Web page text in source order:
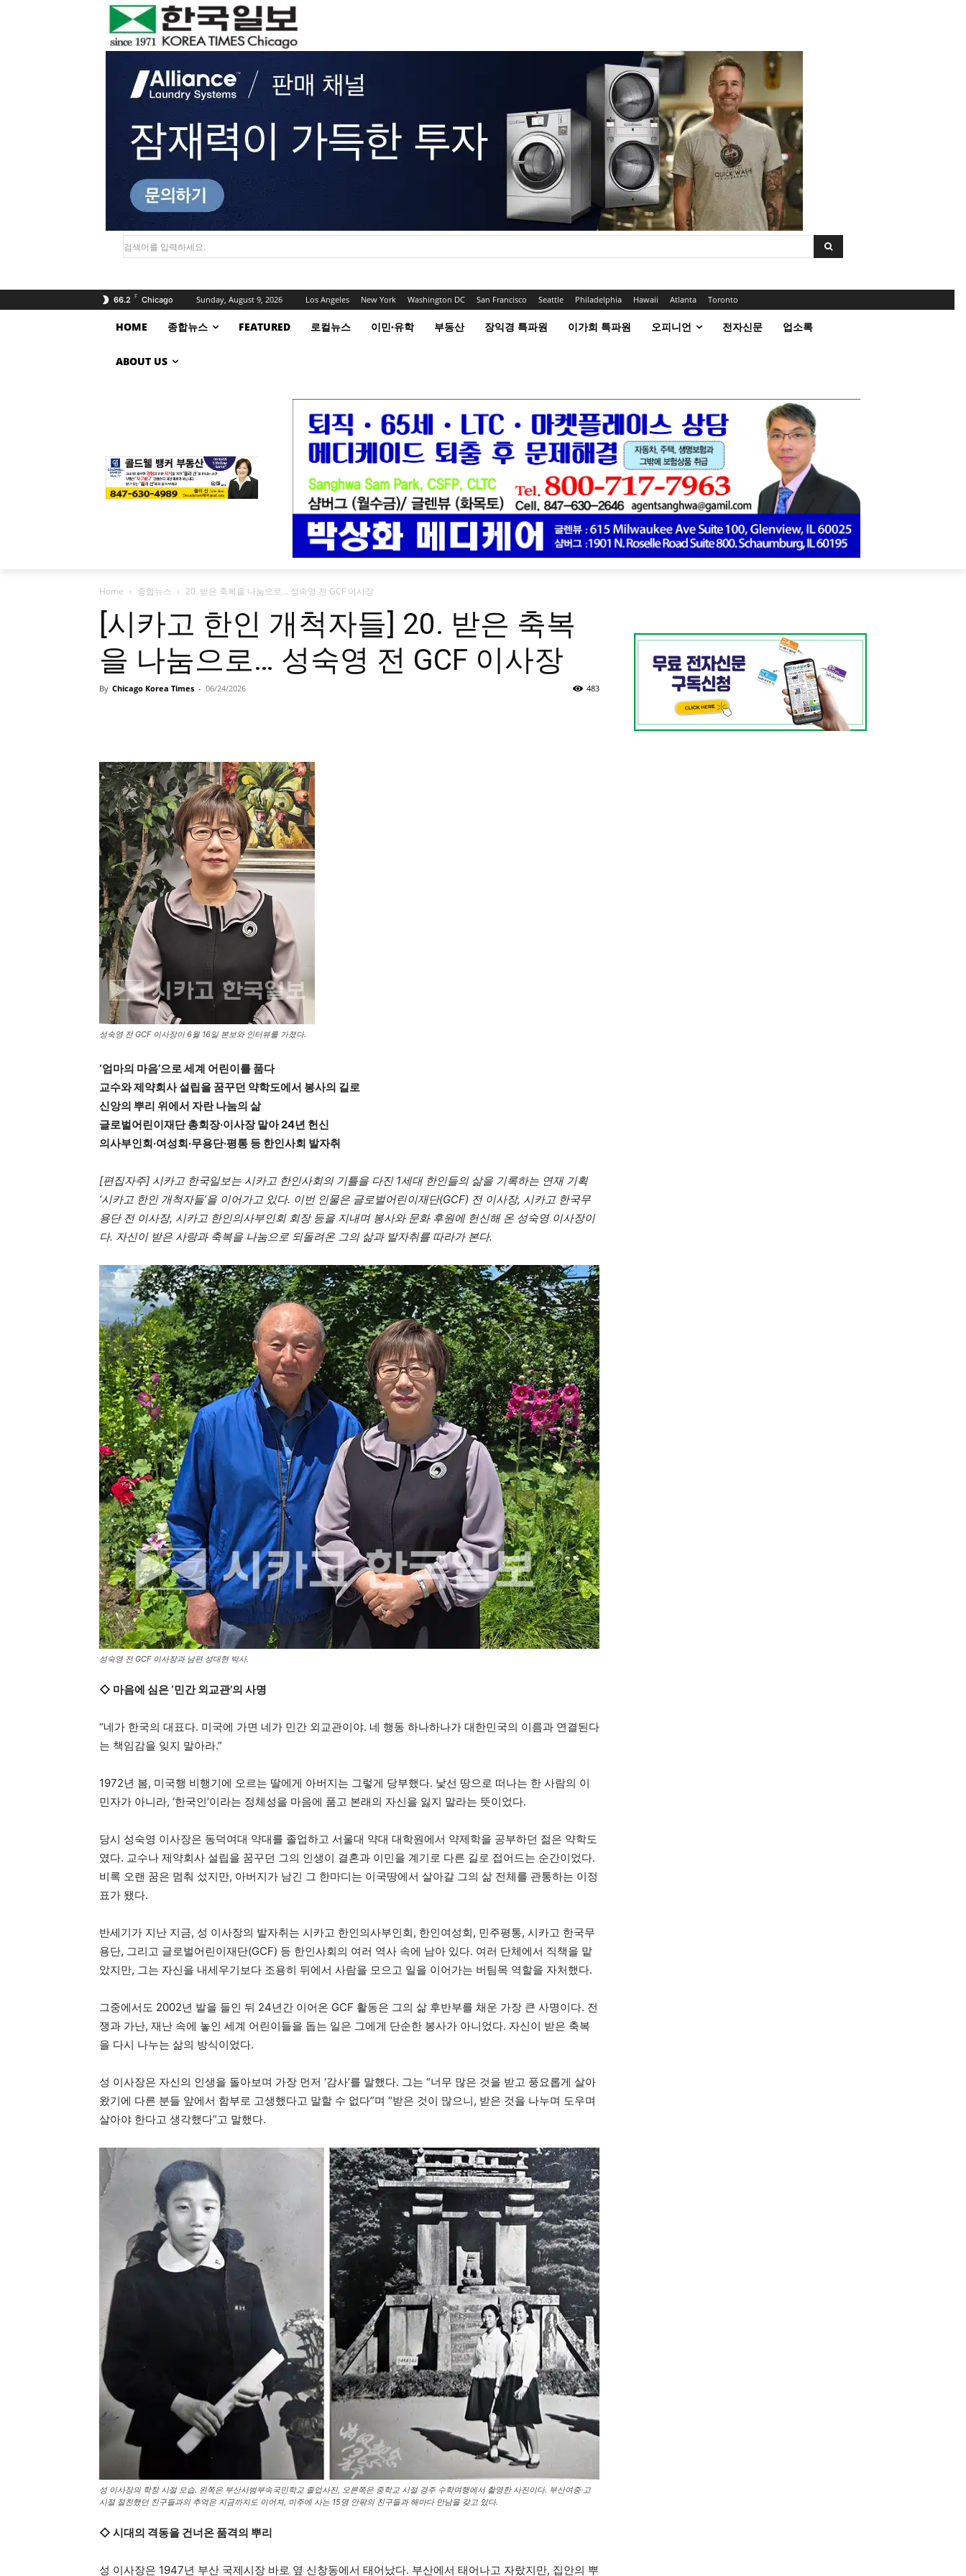
검색어를 입력하세요.
66.2 F Chicago Sunday, August 9, 2026 Los Angeles New York Washington DC San Francisco Seattle Philadelphia Hawaii Atlanta Toronto
HOME 종합뉴스 FEATURED 로컬뉴스 이민·유학 부동산 장익경 특파원 이가희 특파원 오피니언 전자신문 업소록
ABOUT US
Home 종합뉴스 20. 받은 축복을 나눔으로… 성숙영 전 GCF 이사장
[시카고 한인 개척자들] 20. 받은 축복
을 나눔으로… 성숙영 전 GCF 이사장
By Chicago Korea Times - 06/24/2026 483
성숙영 전 GCF 이사장이 6월 16일 본보와 인터뷰를 가졌다.
‘엄마의 마음’으로 세계 어린이를 품다
교수와 제약회사 설립을 꿈꾸던 약학도에서 봉사의 길로
신앙의 뿌리 위에서 자란 나눔의 삶
글로벌어린이재단 총회장·이사장 맡아 24년 헌신
의사부인회·여성회·무용단·평통 등 한인사회 발자취
[편집자주] 시카고 한국일보는 시카고 한인사회의 기틀을 다진 1세대 한인들의 삶을 기록하는 연재 기획
‘시카고 한인 개척자들’을 이어가고 있다. 이번 인물은 글로벌어린이재단(GCF) 전 이사장, 시카고 한국무
용단 전 이사장, 시카고 한인의사부인회 회장 등을 지내며 봉사와 문화 후원에 헌신해 온 성숙영 이사장이
다. 자신이 받은 사랑과 축복을 나눔으로 되돌려온 그의 삶과 발자취를 따라가 본다.
성숙영 전 GCF 이사장과 남편 성대현 박사.
◇ 마음에 심은 ‘민간 외교관’의 사명
“네가 한국의 대표다. 미국에 가면 네가 민간 외교관이야. 네 행동 하나하나가 대한민국의 이름과 연결된다
는 책임감을 잊지 말아라.”
1972년 봄, 미국행 비행기에 오르는 딸에게 아버지는 그렇게 당부했다. 낯선 땅으로 떠나는 한 사람의 이
민자가 아니라, ‘한국인’이라는 정체성을 마음에 품고 본래의 자신을 잃지 말라는 뜻이었다.
당시 성숙영 이사장은 동덕여대 약대를 졸업하고 서울대 약대 대학원에서 약제학을 공부하던 젊은 약학도
였다. 교수나 제약회사 설립을 꿈꾸던 그의 인생이 결혼과 이민을 계기로 다른 길로 접어드는 순간이었다.
비록 오랜 꿈은 멈춰 섰지만, 아버지가 남긴 그 한마디는 이국땅에서 살아갈 그의 삶 전체를 관통하는 이정
표가 됐다.
반세기가 지난 지금, 성 이사장의 발자취는 시카고 한인의사부인회, 한인여성회, 민주평통, 시카고 한국무
용단, 그리고 글로벌어린이재단(GCF) 등 한인사회의 여러 역사 속에 남아 있다. 여러 단체에서 직책을 맡
았지만, 그는 자신을 내세우기보다 조용히 뒤에서 사람을 모으고 일을 이어가는 버팀목 역할을 자처했다.
그중에서도 2002년 발을 들인 뒤 24년간 이어온 GCF 활동은 그의 삶 후반부를 채운 가장 큰 사명이다. 전
쟁과 가난, 재난 속에 놓인 세계 어린이들을 돕는 일은 그에게 단순한 봉사가 아니었다. 자신이 받은 축복
을 다시 나누는 삶의 방식이었다.
성 이사장은 자신의 인생을 돌아보며 가장 먼저 ‘감사’를 말했다. 그는 “너무 많은 것을 받고 풍요롭게 살아
왔기에 다른 분들 앞에서 함부로 고생했다고 말할 수 없다”며 “받은 것이 많으니, 받은 것을 나누며 도우며
살아야 한다고 생각했다”고 말했다.
성 이사장의 학창 시절 모습. 왼쪽은 부산사범부속국민학교 졸업사진, 오른쪽은 중학교 시절 경주 수학여행에서 촬영한 사진이다. 부산여중·고
시절 절친했던 친구들과의 추억은 지금까지도 이어져, 미주에 사는 15명 안팎의 친구들과 해마다 만남을 갖고 있다.
◇ 시대의 격동을 건너온 품격의 뿌리
성 이사장은 1947년 부산 국제시장 바로 옆 신창동에서 태어났다. 부산에서 태어나고 자랐지만, 집안의 뿌